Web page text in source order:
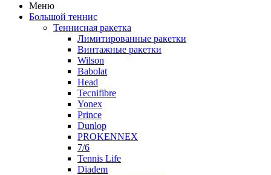
Меню
Большой теннис
Теннисная ракетка
Лимитированные ракетки
Винтажные ракетки
Wilson
Babolat
Head
Tecnifibre
Yonex
Prince
Dunlop
PROKENNEX
7/6
Tennis Life
Diadem